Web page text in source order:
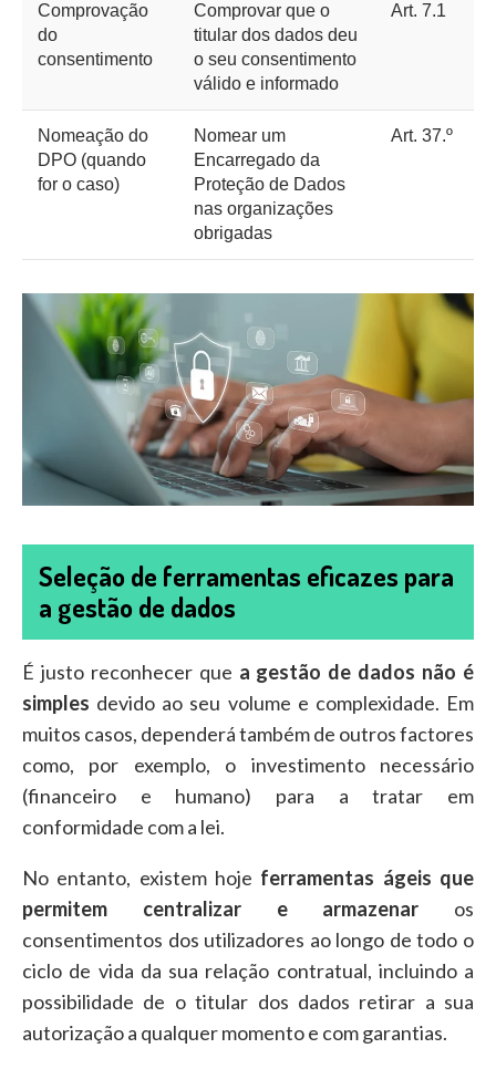
Comprovação
do
consentimento
Comprovar que o
titular dos dados deu
o seu consentimento
válido e informado
Art. 7.1
Nomeação do
DPO (quando
for o caso)
Nomear um
Encarregado da
Proteção de Dados
nas organizações
obrigadas
Art. 37.º
Seleção de ferramentas eficazes para
a gestão de dados
É justo reconhecer que a gestão de dados não é
simples devido ao seu volume e complexidade. Em
muitos casos, dependerá também de outros factores
como, por exemplo, o investimento necessário
(financeiro e humano) para a tratar em
conformidade com a lei.
No entanto, existem hoje ferramentas ágeis que
permitem centralizar e armazenar os
consentimentos dos utilizadores ao longo de todo o
ciclo de vida da sua relação contratual, incluindo a
possibilidade de o titular dos dados retirar a sua
autorização a qualquer momento e com garantias.